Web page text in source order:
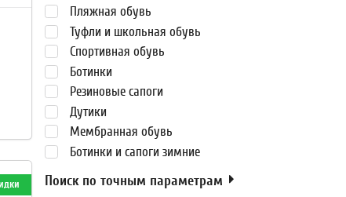
Пляжная обувь
Туфли и школьная обувь
Спортивная обувь
Ботинки
Резиновые сапоги
Дутики
Мембранная обувь
Ботинки и сапоги зимние
Поиск по точным параметрам